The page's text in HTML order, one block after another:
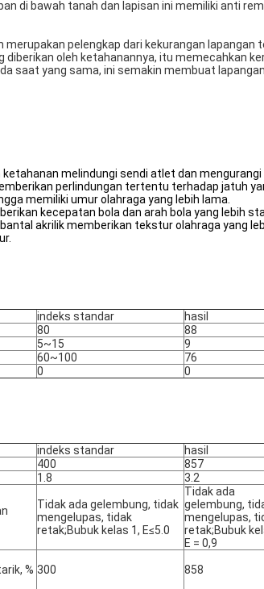
di bawah tanah dan lapisan ini memiliki anti
pelengkap dari kekurangan lapangan
diberikan oleh ketahanannya, itu memecahkan
saat yang sama, ini semakin membuat
ketahanan melindungi sendi atlet dan mengurangi
perlindungan tertentu terhadap jatuh
memiliki umur olahraga yang lebih lama.
kecepatan bola dan arah bola yang lebih
akrilik memberikan tekstur olahraga yang
indeks standar
hasil
80
88
5~15
9
60~100
76
0 0
indeks standar
hasil
400
857
1.8 3.2
Tidak ada gelembung, tidak
mengelupas, tidak
retak;Bubuk kelas 1, E≤5.0
Tidak ada
gelembung,
mengelupas,
retak;Bubuk
E = 0,9
% 300 858